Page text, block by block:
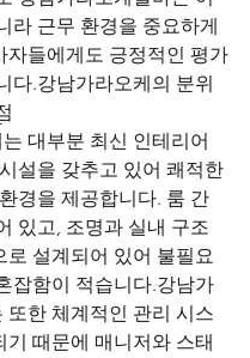
라 근무 환경을 중요하게
자들에게도 긍정적인 평가
다.강남가라오케의 분위
대부분 최신 인테리어
설을 갖추고 있어 쾌적한
경을 제공합니다. 룸 간
있고, 조명과 실내 구조
로 설계되어 있어 불필요
잡함이 적습니다.강남가
또한 체계적인 관리 시스
기 때문에 매니저와 스태